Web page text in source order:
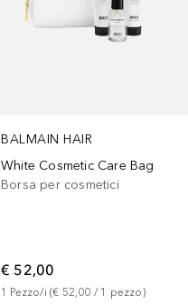
BALMAIN HAIR
White Cosmetic Care Bag
Borsa per cosmetici
€ 52,00
1 Pezzo/i (€ 52,00 / 1 pezzo)